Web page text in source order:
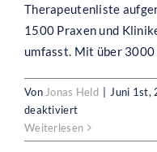
Therapeutenliste
1500 Praxen und
umfasst. Mit über
Von Jonas Held Juni 1st,
deaktiviertfür
IVRT-
Refresher
Weiterlesen